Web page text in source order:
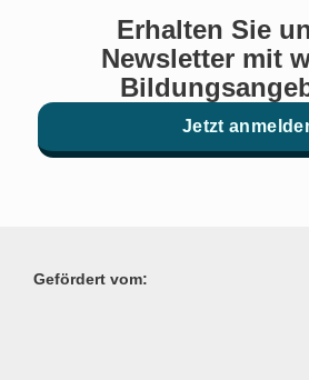
Erhalten Sie
Newsletter mit
Jetzt
Gefördert vom: